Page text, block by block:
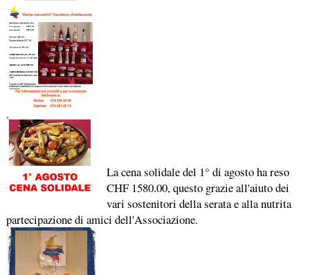
La cena solidale del 1° di agosto ha reso
CHF 1580.00, questo grazie all'aiuto dei
vari sostenitori della serata e alla nutrita
partecipazione di amici dell'Associazione.